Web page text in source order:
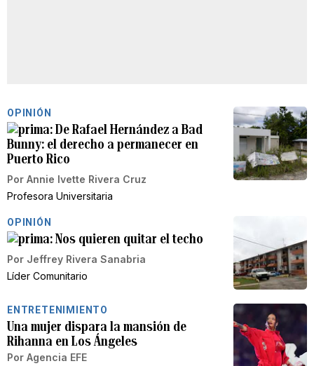
OPINIÓN
De Rafael Hernández a Bad
Bunny: el derecho a permanecer en
Puerto Rico
Por Annie Ivette Rivera Cruz
Profesora Universitaria
OPINIÓN
Nos quieren quitar el techo
Por Jeffrey Rivera Sanabria
Líder Comunitario
ENTRETENIMIENTO
Una mujer dispara la mansión de
Rihanna en Los Ángeles
Por Agencia EFE